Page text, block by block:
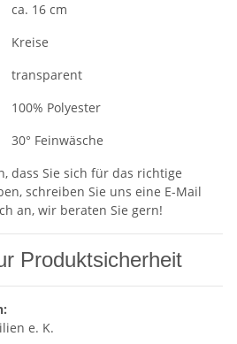
ca. 16 cm
Kreise
transparent
100% Polyester
30° Feinwäsche
dass Sie sich für das richtige
schreiben Sie uns eine E-Mail
an, wir beraten Sie gern!
Produktsicherheit
e. K.